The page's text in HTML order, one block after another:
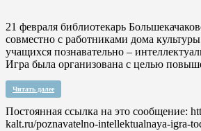
21 февраля библиотекарь
совместно с работниками дома
учащихся познавательно –
Игра была организована с целью
Читать далее
Постоянная ссылка на это сообщение:
kalt.ru/poznavatelno-intellektualnaya-igra-